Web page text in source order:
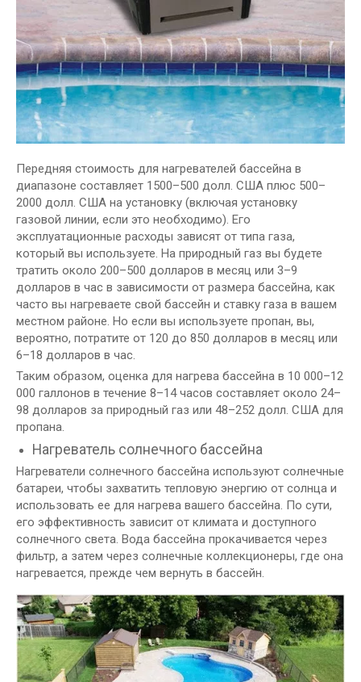
Передняя стоимость для нагревателей бассейна в
диапазоне составляет 1500–500 долл. США плюс 500–
2000 долл. США на установку (включая установку
газовой линии, если это необходимо). Его
эксплуатационные расходы зависят от типа газа,
который вы используете. На природный газ вы будете
тратить около 200–500 долларов в месяц или 3–9
долларов в час в зависимости от размера бассейна, как
часто вы нагреваете свой бассейн и ставку газа в вашем
местном районе. Но если вы используете пропан, вы,
вероятно, потратите от 120 до 850 долларов в месяц или
6–18 долларов в час.
Таким образом, оценка для нагрева бассейна в 10 000–12
000 галлонов в течение 8–14 часов составляет около 24–
98 долларов за природный газ или 48–252 долл. США для
пропана.
Нагреватель солнечного бассейна
Нагреватели солнечного бассейна используют солнечные
батареи, чтобы захватить тепловую энергию от солнца и
использовать ее для нагрева вашего бассейна. По сути,
его эффективность зависит от климата и доступного
солнечного света. Вода бассейна прокачивается через
фильтр, а затем через солнечные коллекционеры, где она
нагревается, прежде чем вернуть в бассейн.